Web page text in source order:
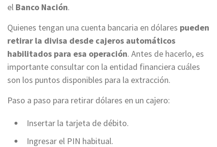
el Banco Nación.
Quienes tengan una cuenta bancaria en dólares pueden
retirar la divisa desde cajeros automáticos
habilitados para esa operación. Antes de hacerlo, es
importante consultar con la entidad financiera cuáles
son los puntos disponibles para la extracción.
Paso a paso para retirar dólares en un cajero:
Insertar la tarjeta de débito.
Ingresar el PIN habitual.